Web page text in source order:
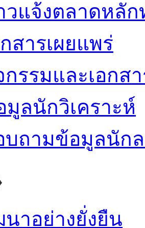
วแจ้งตลาดหลัก
กสารเผยแพร่
กรรมและเอกส
มูลนักวิเคราะห์
บถามข้อมูลนัก
าอย่างยั่งยืน